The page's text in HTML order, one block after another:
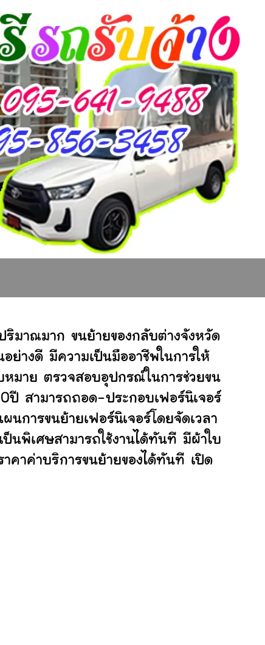
มาณมาก ขนย้ายของกลับต่างจังหวัด
ย่างดี มีความเป็นมืออาชีพในการให้
มาย ตรวจสอบอุปกรณ์ในการช่วยขน
ปี สามารถถอด-ประกอบเฟอร์นิเจอร์
นการขนย้ายเฟอร์นิเจอร์โดยจัดเวลา
ป็นพิเศษสามารถใช้งานได้ทันที มีผ้าใบ
าค่าบริการขนย้ายของได้ทันที เปิด